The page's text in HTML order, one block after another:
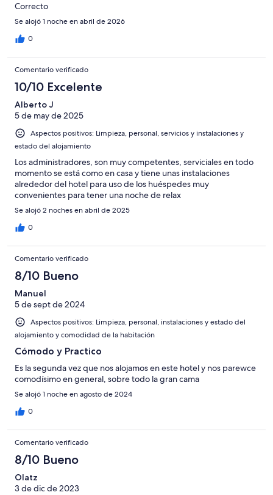
Correcto
Se alojó 1 noche en abril de 2026
0
Comentario verificado
10/10 Excelente
Alberto J
5 de may de 2025
Aspectos positivos: Limpieza, personal, servicios y instalaciones y
estado del alojamiento
Los administradores, son muy competentes, serviciales en todo
momento se está como en casa y tiene unas instalaciones
alrededor del hotel para uso de los huéspedes muy
convenientes para tener una noche de relax
Se alojó 2 noches en abril de 2025
0
Comentario verificado
8/10 Bueno
Manuel
5 de sept de 2024
Aspectos positivos: Limpieza, personal, instalaciones y estado del
alojamiento y comodidad de la habitación
Cómodo y Practico
Es la segunda vez que nos alojamos en este hotel y nos parewce
comodísimo en general, sobre todo la gran cama
Se alojó 1 noche en agosto de 2024
0
Comentario verificado
8/10 Bueno
Olatz
3 de dic de 2023